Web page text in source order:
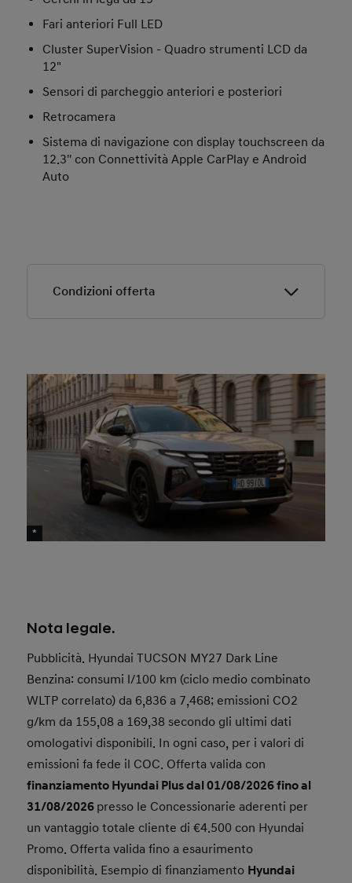
Fari anteriori Full LED
Cluster SuperVision - Quadro strumenti LCD da
12"
Sensori di parcheggio anteriori e posteriori
Retrocamera
Sistema di navigazione con display touchscreen da
12.3'' con Connettività Apple CarPlay e Android
Auto
Condizioni offerta
Esempio di finanziamento:HyundaiTUCSON MY27
Dark Line benzina 1.6 T-GDI MT 2WD.
Offerta valida con finanziamento Hyundai Plus.
Offerta valida fino a esaurimento disponibilità.
Grazie al contributo di Hyundai Italia e delle
Concessionarie aderenti.
*
Nota legale.
Pubblicità. Hyundai TUCSON MY27 Dark Line
Benzina: consumi l/100 km (ciclo medio combinato
WLTP correlato) da 6,836 a 7,468; emissioni CO2
g/km da 155,08 a 169,38 secondo gli ultimi dati
omologativi disponibili. In ogni caso, per i valori di
emissioni fa fede il COC. Offerta valida con
finanziamento Hyundai Plus dal 01/08/2026 fino al
31/08/2026 presso le Concessionarie aderenti per
un vantaggio totale cliente di €4.500 con Hyundai
Promo. Offerta valida fino a esaurimento
disponibilità. Esempio di finanziamento Hyundai